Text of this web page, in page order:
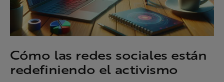
Cómo las redes sociales están
redefiniendo el activismo